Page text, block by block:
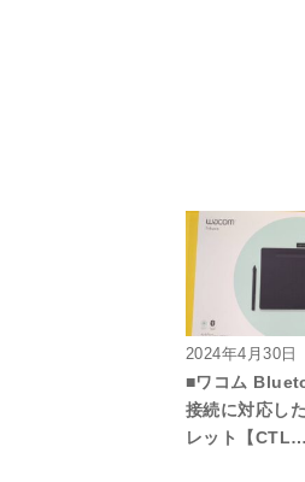
2024年4月30日
■ワコム
接続に対応し
レット【CTL…